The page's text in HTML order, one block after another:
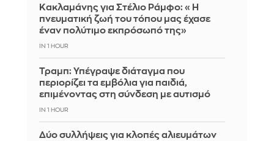
Κακλαμάνης για Στέλιο Ράμφο: «Η
πνευματική ζωή του τόπου μας έχασε
έναν πολύτιμο εκπρόσωπό της»
IN 1 HOUR
Τραμπ: Υπέγραψε διάταγμα που
περιορίζει τα εμβόλια για παιδιά,
επιμένοντας στη σύνδεση με αυτισμό
IN 1 HOUR
Δύο συλλήψεις για κλοπές αλιευμάτων